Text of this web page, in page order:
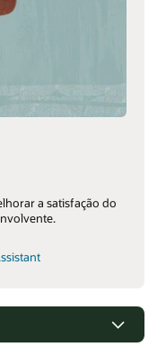
a satisfação do